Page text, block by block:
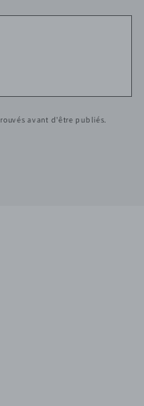
avant d'être publiés.